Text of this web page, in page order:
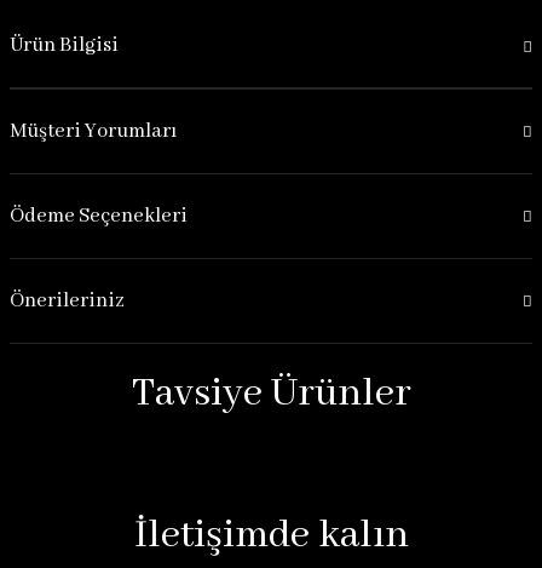
Ürün Bilgisi
Müşteri Yorumları
Ödeme Seçenekleri
Önerileriniz
Tavsiye Ürünler
İletişimde kalın